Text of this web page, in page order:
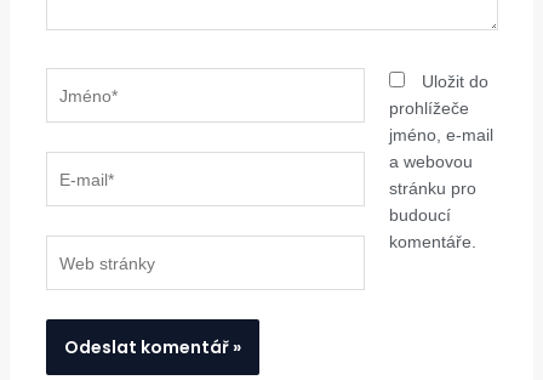
mail*
stránky
Uložit do
prohlížeče
jméno, e-mail
a webovou
stránku pro
budoucí
komentáře.